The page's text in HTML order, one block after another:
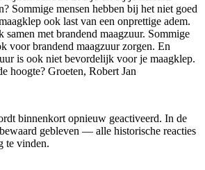
Sommige mensen hebben bij het niet goed
ook last van een onprettige adem.
samen met brandend maagzuur. Sommige
voor brandend maagzuur zorgen. En
is ook niet bevordelijk voor je maagklep.
hoogte? Groeten, Robert Jan
binnenkort opnieuw geactiveerd. In de
gebleven — alle historische reacties
te vinden.